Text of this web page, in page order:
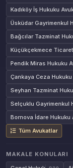
Kadıköy İş Hukuku
Üsküdar Gayrimenkul
Bağcılar Tazminat
Küçükçekmece
Pendik Miras Hukuku
Çankaya Ceza Hukuku
Seyhan Tazminat
Selçuklu Gayrimenkul
Bornova İdare Hukuku
Tüm Avukatlar
MAKALE KONULARI